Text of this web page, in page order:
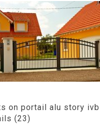
on portail alu story ivb
(23)